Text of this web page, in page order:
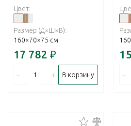
Цвет:
Размер (Д×Ш×В):
160×70×75 см
17 782 ₽
– + В корзину –